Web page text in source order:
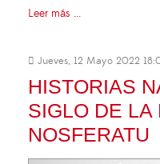
Leer más ...
Jueves, 12 Mayo 2022
HISTORIAS
SIGLO DE LA
NOSFERATU